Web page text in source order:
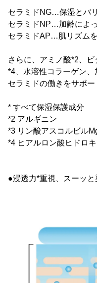
セラミドNG…保湿とバ
セラミドNP…加齢によ
セラミドAP…肌リズム
さらに、アミノ酸*2、
*4、水溶性コラーゲン
セラミドの働きをサポー
* すべて保湿保護成分
*2 アルギニン
*3 リン酸アスコルビル
*4 ヒアルロン酸ヒドロ
●浸透力*重視、スーッ